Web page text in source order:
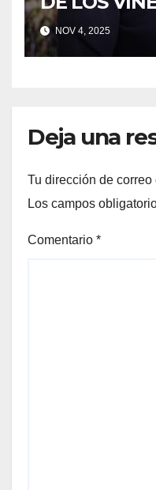
SONOMA
CUATRO “
MES” POR
NOV 4, 2025
Deja una
Tu dirección de
Los campos
Comentario *